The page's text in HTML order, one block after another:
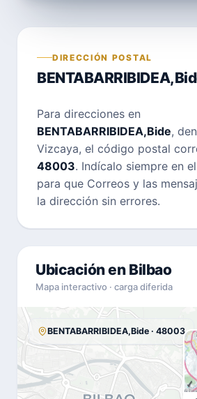
DIRECCIÓN POSTAL
Para direcciones en
BENTABARRIBIDEA,Bide,
Vizcaya, el código postal
48003. Indícalo siempre en
para que Correos y las
la dirección sin errores.
Ubicación en Bilbao
Mapa interactivo · carga diferida
BENTABARRIBIDEA,Bide · 48003